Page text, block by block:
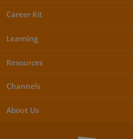
Career Kit
Learning
Resources
Channels
About Us